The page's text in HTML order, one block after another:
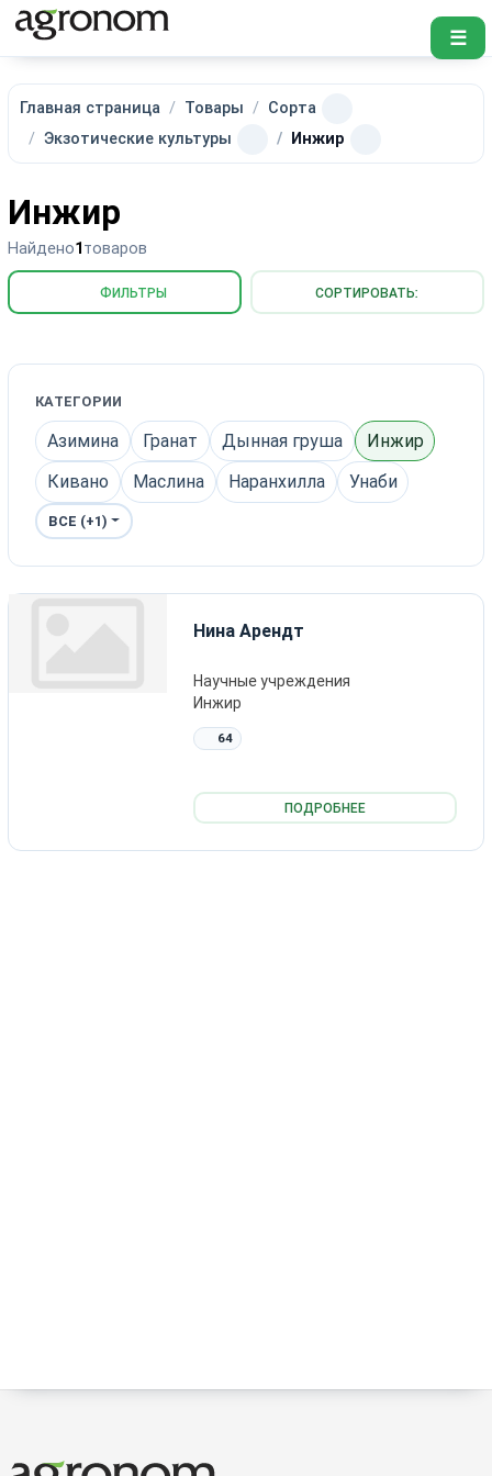
☰
Главная страница Товары
Сорта
Экзотические культуры
Инжир
Инжир
Найдено1товаров
ФИЛЬТРЫ СОРТИРОВАТЬ:
КАТЕГОРИИ
Азимина Гранат Дынная груша
Инжир
Кивано
Маслина Наранхилла Унаби
ВСЕ (+1)
Нина Арендт
Научные учреждения
Инжир
64
ПОДРОБНЕЕ